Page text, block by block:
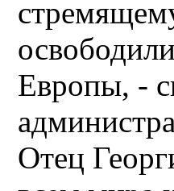
Европы, -
Отец